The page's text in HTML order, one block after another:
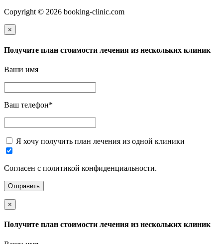
Copyright © 2026 booking-clinic.com
×
Получите план стоимости лечения из нескольких клиник
Ваши имя
Ваш телефон*
Я хочу получить план лечения из одной клиники
Согласен с политикой конфиденциальности.
×
Получите план стоимости лечения из нескольких клиник